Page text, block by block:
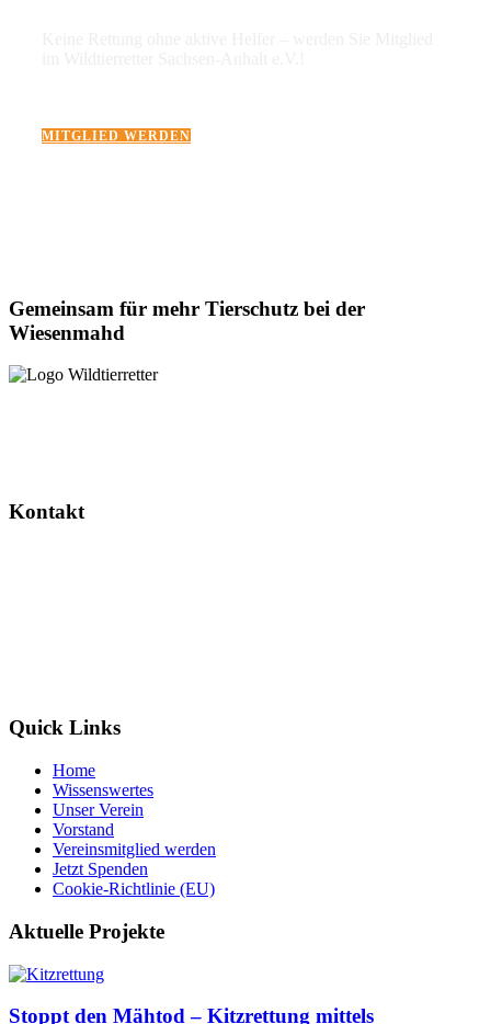
MITGLIED WERDEN
Gemeinsam für mehr Tierschutz bei der
Wiesenmahd
Kontakt
Quick Links
Home
Wissenswertes
Unser Verein
Vorstand
Vereinsmitglied werden
Jetzt Spenden
Cookie-Richtlinie (EU)
Aktuelle Projekte
Stoppt den Mähtod – Kitzrettung mittels